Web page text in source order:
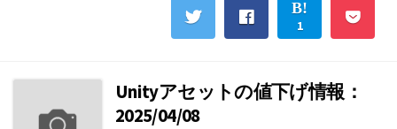
1
Unityアセットの値下げ情報：
2025/04/08